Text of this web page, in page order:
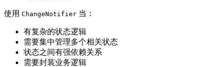
使用 ChangeNotifier 当：
有复杂的状态逻辑
需要集中管理多个相关状态
状态之间有强依赖关系
需要封装业务逻辑